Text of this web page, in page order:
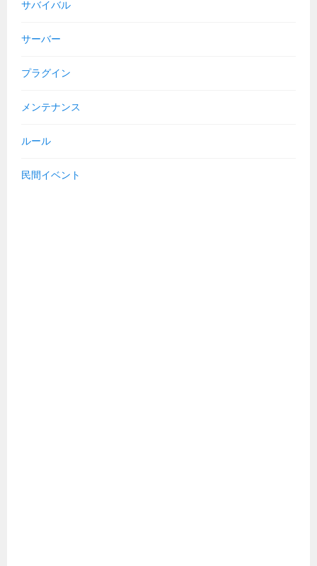
サバイバル
サーバー
プラグイン
メンテナンス
ルール
民間イベント